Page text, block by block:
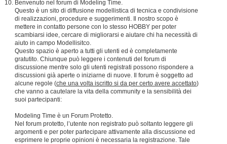
Benvenuto nel forum di Modeling Time.
Questo è un sito di diffusione modellistica di tecnica e condivisione
di realizzazioni, procedure e suggerimenti. Il nostro scopo è
mettere in contatto persone con lo stesso HOBBY per poter
scambiarsi idee, cercare di migliorarsi e aiutare chi ha necessità di
aiuto in campo Modellisitco.
Questo spazio è aperto a tutti gli utenti ed è completamente
gratutito. Chiunque può leggere i contenuti del forum di
discussione mentre solo gli utenti registrati possono rispondere a
discussioni già aperte o iniziarne di nuove. Il forum è soggetto ad
alcune regole (che una volta iscritto si da per certo avere accettato)
che vanno a cautelare la vita della community e la sensibilità dei
suoi partecipanti:
Modeling Time è un Forum Protetto.
Nel forum protetto, l’utente non registrato può soltanto leggere gli
argomenti e per poter partecipare attivamente alla discussione ed
esprimere le proprie opinioni è necessaria la registrazione. Tale